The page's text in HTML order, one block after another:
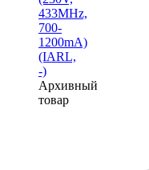
433MHz,
700-
1200mA)
(IARL,
-)
Архивный
товар